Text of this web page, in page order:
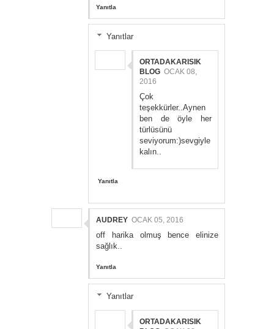
Yanıtla
Yanıtlar
ORTADAKARISIK
BLOG OCAK 08,
2016
Çok
teşekkürler..Aynen
ben de öyle her
türlüsünü
seviyorum:)sevgiyle
kalın..
Yanıtla
AUDREY OCAK 05, 2016
off harika olmuş bence elinize
sağlık..
Yanıtla
Yanıtlar
ORTADAKARISIK